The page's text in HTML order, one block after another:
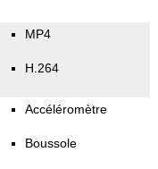
MP4
H.264
Accéléromètre
Boussole